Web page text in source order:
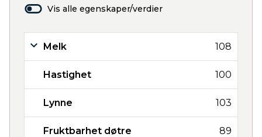
Vis alle egenskaper/verdier
Melk 108
Hastighet 100
Lynne 103
Fruktbarhet døtre 89